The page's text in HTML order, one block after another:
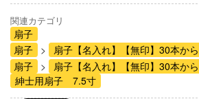
関連カテゴリ
扇子
扇子
扇子【名入れ】【無印】30本から
扇子
扇子【名入れ】【無印】30本から
紳士用扇子 7.5寸